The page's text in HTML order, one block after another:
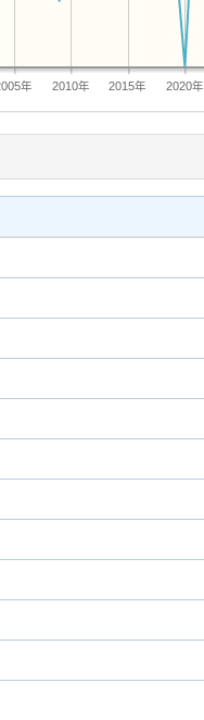
年 2010年 2015年 2020年